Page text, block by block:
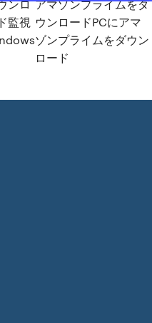
ンロ
監視
アマゾンプライムをダ
ウンロードPCにアマ
ゾンプライムをダウン
ロード